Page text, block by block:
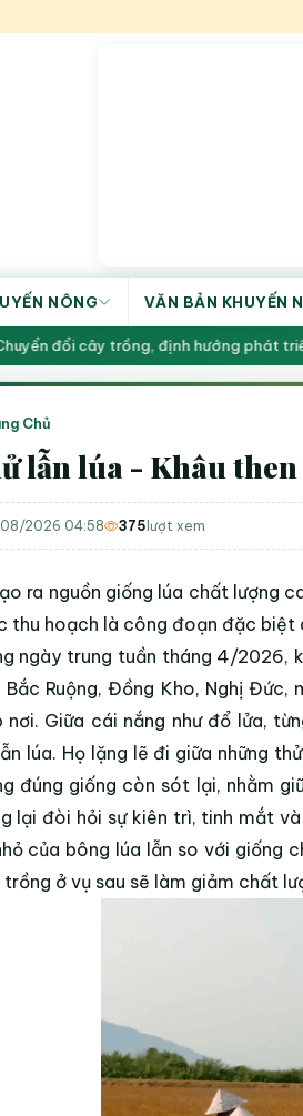
NÔNG VĂN BẢN KHUYẾN
đổi cây trồng, định hướng phát
Chủ
lẫn lúa - Khâu
2026 04:58 375 lượt xem
ra nguồn giống lúa chất lượng
thu hoạch là công đoạn đặc biệt
ngày trung tuần tháng 4/2026,
Bắc Ruộng, Đồng Kho, Nghị
nơi. Giữa cái nắng như đổ lửa,
lúa. Họ lặng lẽ đi giữa những
đúng giống còn sót lại, nhằm
lại đòi hỏi sự kiên trì, tinh mắt
của bông lúa lẫn so với giống
ở vụ sau sẽ làm giảm chất